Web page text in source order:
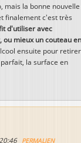
mais la bonne nouvelle
finalement c'est très
d'utiliser avec
mieux un couteau en
ensuite pour retirer
la surface en
PERMALIEN